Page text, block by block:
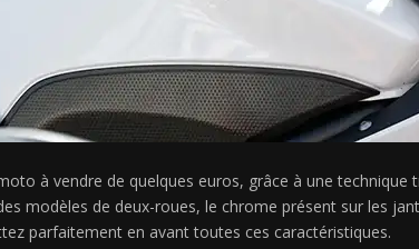
à vendre de quelques euros, grâce à une
modèles de deux-roues, le chrome présent sur les
parfaitement en avant toutes ces caractéristiques.